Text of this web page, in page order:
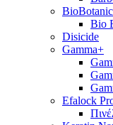
Bio
Disicide
Gamma+
Efalock